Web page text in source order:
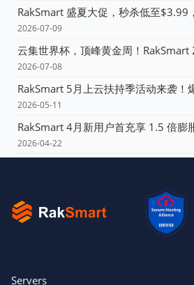
2026-07-09
2026-07-08
2026-05-11
2026-04-22
Servers